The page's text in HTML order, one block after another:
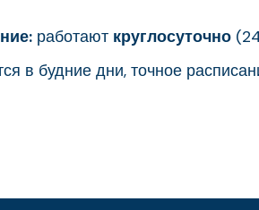
работают круглосуточно
в будние дни, точное